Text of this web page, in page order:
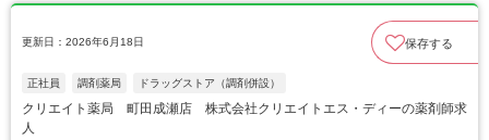
更新日：2026年6月18日 保存する
正社員 調剤薬局 ドラッグストア（調剤併設）
クリエイト薬局 町田成瀬店 株式会社クリエイトエス・ディーの薬剤師求
人